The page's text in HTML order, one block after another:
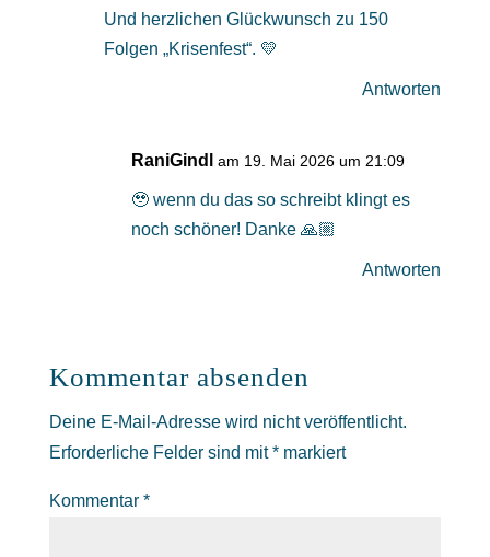
Und herzlichen Glückwunsch zu 150
Folgen „Krisenfest“. 💛
Antworten
RaniGindl am 19. Mai 2026 um 21:09
🥹 wenn du das so schreibt klingt es
noch schöner! Danke 🙏🏼
Antworten
Kommentar absenden
Deine E-Mail-Adresse wird nicht veröffentlicht.
Erforderliche Felder sind mit*markiert
Kommentar *